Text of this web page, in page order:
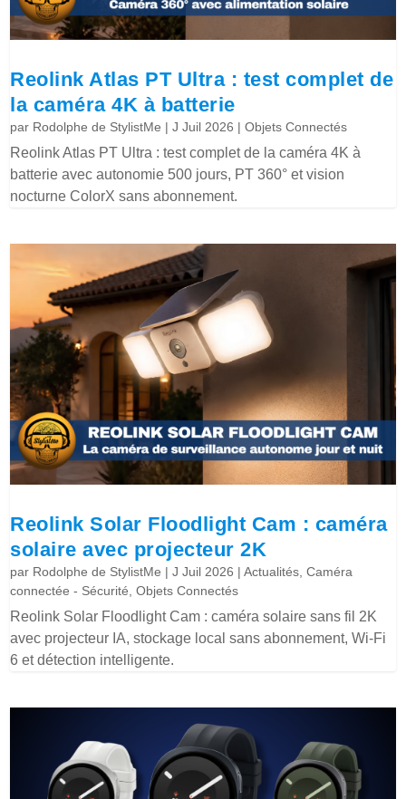
Reolink Atlas PT Ultra : test complet de
la caméra 4K à batterie
par Rodolphe de StylistMe |J Juil 2026 |Objets Connectés
Reolink Atlas PT Ultra : test complet de la caméra 4K à
batterie avec autonomie 500 jours, PT 360° et vision
nocturne ColorX sans abonnement.
Reolink Solar Floodlight Cam : caméra
solaire avec projecteur 2K
par Rodolphe de StylistMe |J Juil 2026 |Actualités,Caméra
connectée - Sécurité,Objets Connectés
Reolink Solar Floodlight Cam : caméra solaire sans fil 2K
avec projecteur IA, stockage local sans abonnement, Wi-Fi
6 et détection intelligente.